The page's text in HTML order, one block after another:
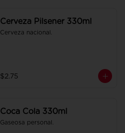
Cerveza Pilsener 330ml
Cerveza nacional.
$2.75
Coca Cola 330ml
Gaseosa personal.